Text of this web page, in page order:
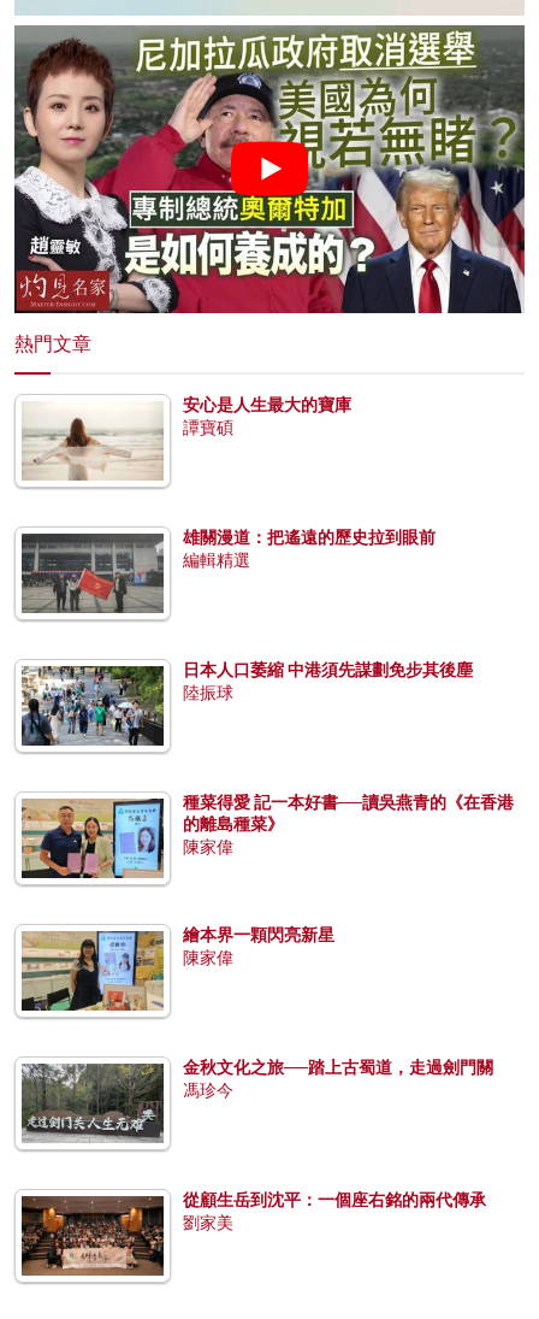
熱門文章
安心是人生最大的寶庫
譚寶碩
雄關漫道：把遙遠的歷史拉到眼前
編輯精選
日本人口萎縮 中港須先謀劃免步其後塵
陸振球
種菜得愛 記一本好書──讀吳燕青的《在香港
的離島種菜》
陳家偉
繪本界一顆閃亮新星
陳家偉
金秋文化之旅──踏上古蜀道，走過劍門關
馮珍今
從顧生岳到沈平：一個座右銘的兩代傳承
劉家美